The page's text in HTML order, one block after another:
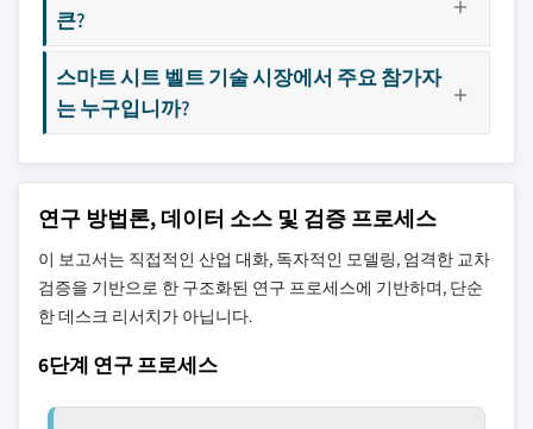
큰?
스마트 시트 벨트 기술 시장에서 주요 참가자
는 누구입니까?
연구 방법론, 데이터 소스 및 검증 프로세스
이 보고서는 직접적인 산업 대화, 독자적인 모델링, 엄격한 교차
검증을 기반으로 한 구조화된 연구 프로세스에 기반하며, 단순
한 데스크 리서치가 아닙니다.
6단계 연구 프로세스